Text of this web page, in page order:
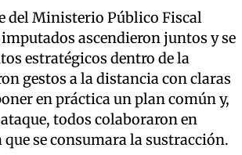
del Ministerio Público Fiscal
ascendieron juntos y se
estratégicos dentro de la
gestos a la distancia con claras
en práctica un plan común y,
todos colaboraron en
se consumara la sustracción.